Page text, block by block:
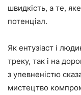
швидкість, а те,
потенціал.
Як ентузіаст і
треку, так і на
з упевненістю
мистецтво